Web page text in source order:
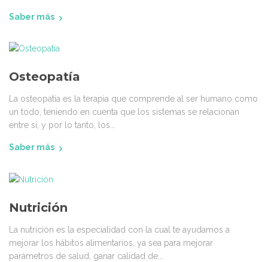
Saber más
Osteopatía
La osteopatía es la terapia que comprende al ser humano como
un todo, teniendo en cuenta que los sistemas se relacionan
entre sí, y por lo tanto, los...
Saber más
Nutrición
La nutrición es la especialidad con la cual te ayudamos a
mejorar los hábitos alimentarios, ya sea para mejorar
parámetros de salud, ganar calidad de...